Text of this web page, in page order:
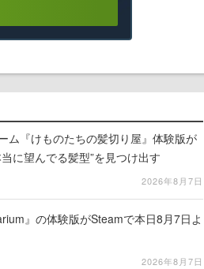
ム『けものたちの髪切り屋』体験版が
に望んでる髪型”を見つけ出す
2026年8月7日
』の体験版がSteamで本日8月7日よ
2026年8月7日